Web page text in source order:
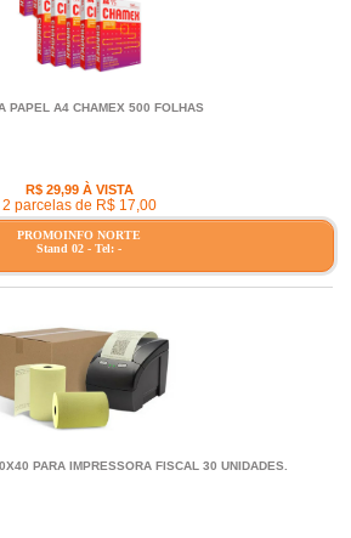
PAPEL A4 CHAMEX 500 FOLHAS
R$ 29,99 À VISTA
2 parcelas de R$ 17,00
PROMOINFO NORTE
Stand 02 - Tel: -
PARA IMPRESSORA FISCAL 30 UNIDADES.